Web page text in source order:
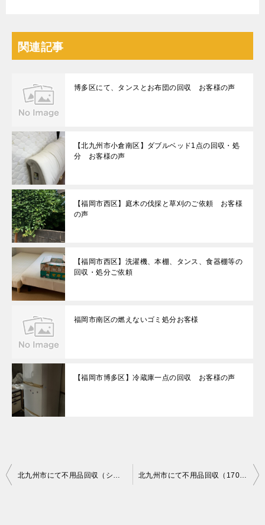
関連記事
博多区にて、タンスとお布団の回収 お客様の声
【北九州市小倉南区】ダブルベッド1点の回収・処
分 お客様の声
【福岡市西区】庭木の伐採と草刈のご依頼 お客様
の声
【福岡市西区】洗濯機、本棚、タンス、食器棚等の
回収・処分ご依頼
福岡市南区の燃えないゴミ処分お客様
【福岡市博多区】冷蔵庫一点の回収 お客様の声
投
北九州市にて不用品回収（シングルベッドマットレス）ご依頼の中村様の声 北九州市にて不用品回収（170L未満冷蔵庫）ご依頼の匿名希望様の声